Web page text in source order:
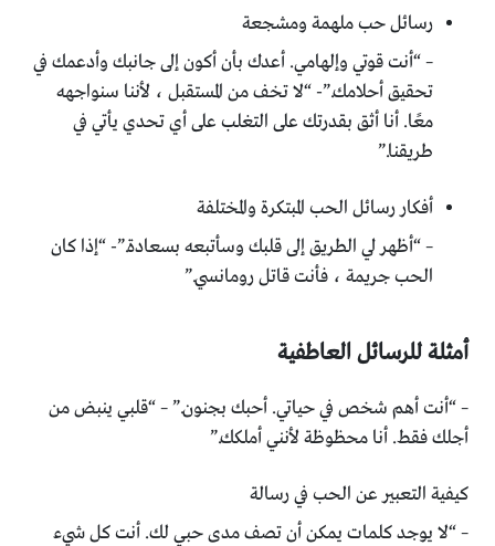
رسائل حب ملهمة ومشجعة
– “أنت قوتي وإلهامي. أعدك بأن أكون إلى جانبك وأدعمك في
تحقيق أحلامك.”- “لا تخف من المستقبل ، لأننا سنواجهه
معًا. أنا أثق بقدرتك على التغلب على أي تحدي يأتي في
طريقنا.”
أفكار رسائل الحب المبتكرة والمختلفة
– “أظهر لي الطريق إلى قلبك وسأتبعه بسعادة.”- “إذا كان
الحب جريمة ، فأنت قاتل رومانسي.”
أمثلة للرسائل العاطفية
– “أنت أهم شخص في حياتي. أحبك بجنون.” – “قلبي ينبض من
أجلك فقط. أنا محظوظة لأنني أملكك.”
كيفية التعبير عن الحب في رسالة
– “لا يوجد كلمات يمكن أن تصف مدى حبي لك. أنت كل شيء